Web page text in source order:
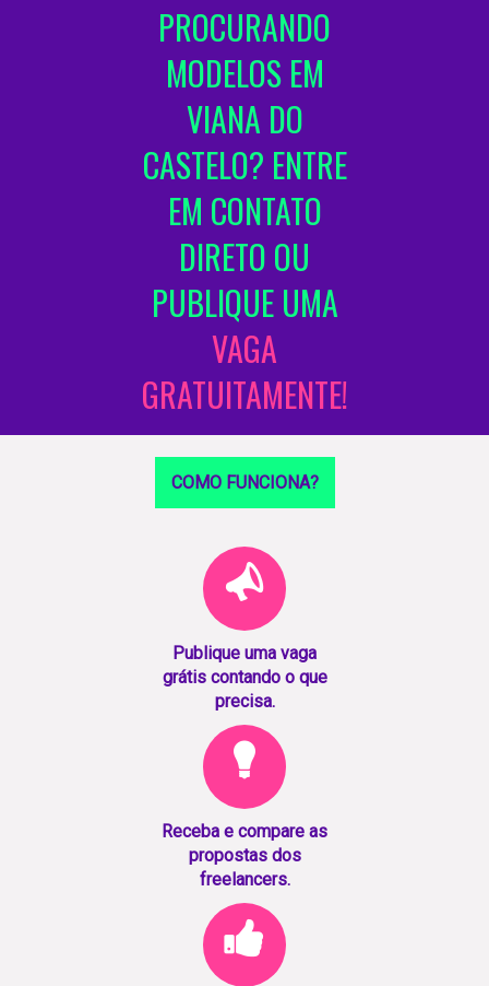
PROCURANDO
MODELOS EM
VIANA DO
CASTELO? ENTRE
EM CONTATO
DIRETO OU
PUBLIQUE UMA
VAGA
GRATUITAMENTE!
COMO FUNCIONA?
Publique uma vaga
grátis contando o que
precisa.
Receba e compare as
propostas dos
freelancers.